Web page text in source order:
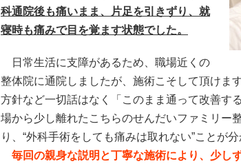
科通院後も痛いまま、片足を引きずり、就
寝時も痛みで目を覚ます状態でした。
日常生活に支障があるため、職場近くの
整体院に通院しましたが、施術こそして頂けま
方針など一切話はなく「このまま通って改善す
場から少し離れたこちらのせんだいファミリー
り、“外科手術をしても痛みは取れない”ことが分
毎回の親身な説明と丁寧な施術により、少し